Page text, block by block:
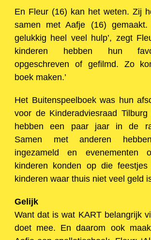
En Fleur (16) kan het weten. Zij
samen met Aafje (16) gemaakt.
gelukkig heel veel hulp’, zegt
kinderen hebben hun
opgeschreven of gefilmd. Zo
boek maken.’
Het Buitenspeelboek was hun
voor de Kinderadviesraad Tilburg
hebben een paar jaar in de
Samen met anderen
ingezameld en evenementen
kinderen konden op die
kinderen waar thuis niet veel geld
Gelijk
Want dat is wat KART belangrijk
doet mee. En daarom ook